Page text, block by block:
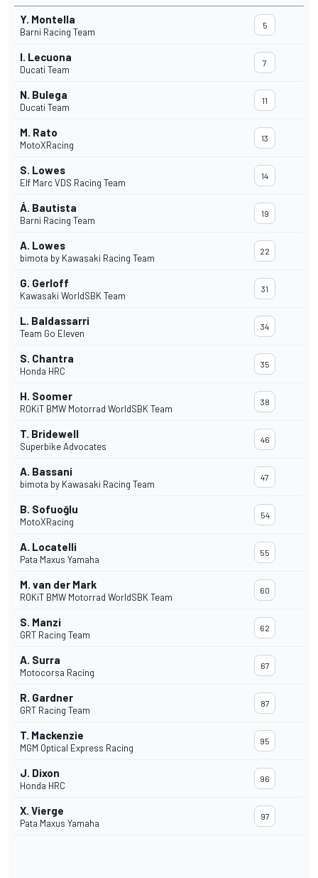
Y. Montella
Barni Racing Team
5
I. Lecuona
Ducati Team
7
N. Bulega
Ducati Team
11
M. Rato
MotoXRacing
13
S. Lowes
Elf Marc VDS Racing Team
14
Á. Bautista
Barni Racing Team
19
A. Lowes
bimota by Kawasaki Racing Team
22
G. Gerloff
Kawasaki WorldSBK Team
31
L. Baldassarri
Team Go Eleven
34
S. Chantra
Honda HRC
35
H. Soomer
ROKiT BMW Motorrad WorldSBK Team
38
T. Bridewell
Superbike Advocates
46
A. Bassani
bimota by Kawasaki Racing Team
47
B. Sofuoğlu
MotoXRacing
54
A. Locatelli
Pata Maxus Yamaha
55
M. van der Mark
ROKiT BMW Motorrad WorldSBK Team
60
S. Manzi
GRT Racing Team
62
A. Surra
Motocorsa Racing
67
R. Gardner
GRT Racing Team
87
T. Mackenzie
MGM Optical Express Racing
95
J. Dixon
Honda HRC
96
X. Vierge
Pata Maxus Yamaha
97